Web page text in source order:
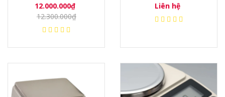
12.000.000₫
12.300.000₫
Liên hệ